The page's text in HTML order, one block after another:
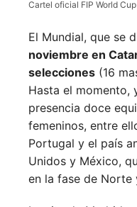
Cartel oficial FIP World
El Mundial, que se
noviembre en
selecciones (16
Hasta el momento,
presencia doce
femeninos, entre
Portugal y el país
Unidos y México,
en la fase de Norte